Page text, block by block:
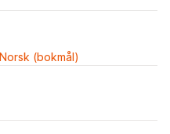
(bokmål)